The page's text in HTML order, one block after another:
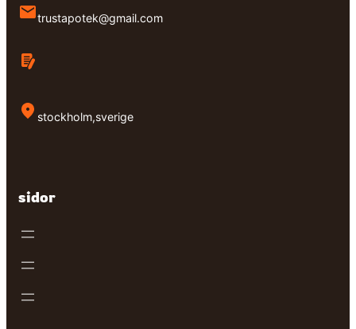
trustapotek@gmail.com
stockholm,sverige
sidor